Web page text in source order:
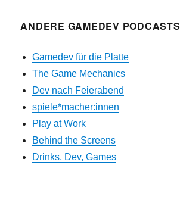
ANDERE GAMEDEV PODCASTS
Gamedev für die Platte
The Game Mechanics
Dev nach Feierabend
spiele*macher:innen
Play at Work
Behind the Screens
Drinks, Dev, Games